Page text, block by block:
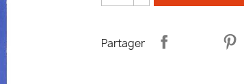
Partager